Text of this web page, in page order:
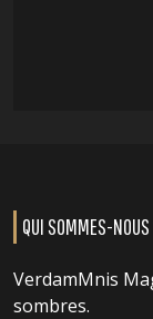
QUI SOMMES-
VerdamMnis
sombres.